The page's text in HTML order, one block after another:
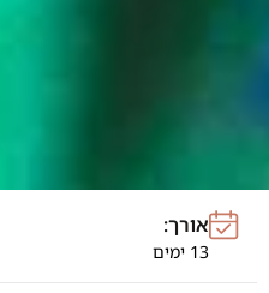
אורך:
13 ימים